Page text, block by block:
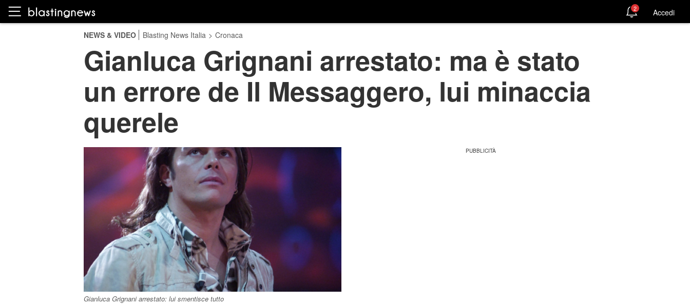
2 Accedi
NEWS & VIDEO Blasting News Italia > Cronaca
Gianluca Grignani arrestato: ma è stato
un errore de Il Messaggero, lui minaccia
querele
Gianluca Grignani arrestato: lui smentisce tutto